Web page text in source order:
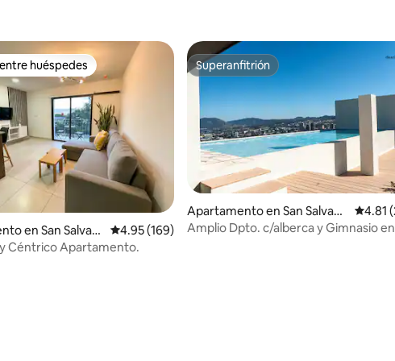
de 5, 118 reseñas
huéspedes
huéspedes
en San Salvad
Calificación promedio: 4.95 de 5, 169 reseñas
4.95 (169)
Céntrico Apartamento.
Superanfitrión
Superanfitrión
Apartamento en San Salvado
r
4.81
Amplio Dpto. c/alberca y Gimnasio